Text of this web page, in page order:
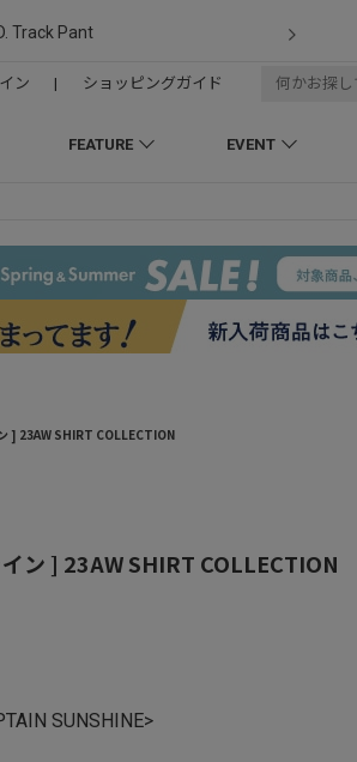
Track Pant
FEATURE EVENT
ン | ショッピングガイド
] 23AW SHIRT COLLECTION
ン ] 23AW SHIRT COLLECTION
SUNSHINE>